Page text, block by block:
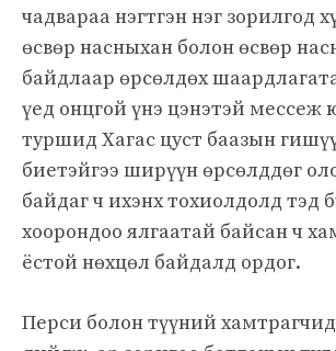
чадвараа нэгтгэн нэг зорилгод
өсвөр насныхан болон өсвөр
байдлаар өрсөлдөх
үед онцгой үнэ цэнэтэй
туршид Хагас цуст баазын
биетэйгээ ширүүн өрсөлддөг
байдаг ч ихэнх тохиолдолд тэд
хоорондоо ялгаатай байсан ч
ёстой нөхцөл байдалд ордог.
Перси болон түүний